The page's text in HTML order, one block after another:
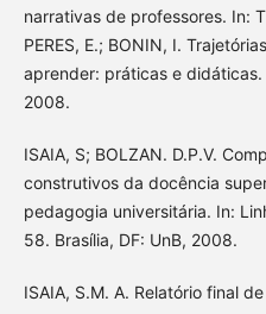
narrativas de professores. In:
PERES, E.; BONIN, I.
aprender: práticas e didáticas.
2008.
ISAIA, S; BOLZAN. D.P.V.
construtivos da docência
pedagogia universitária. In:
58. Brasília, DF: UnB, 2008.
ISAIA, S.M. A. Relatório final